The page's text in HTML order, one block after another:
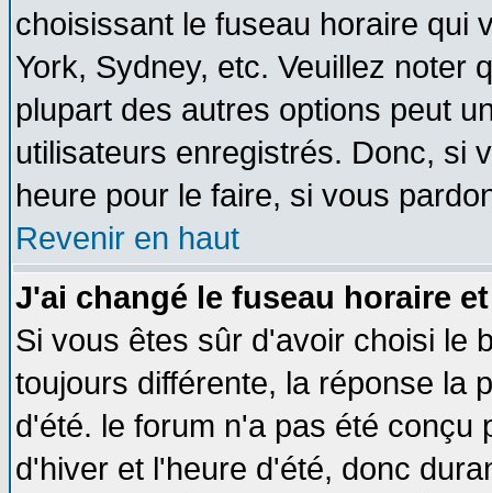
choisissant le fuseau horaire qui
York, Sydney, etc. Veuillez noter
plupart des autres options peut
utilisateurs enregistrés. Donc, si
heure pour le faire, si vous
Revenir en haut
J'ai changé le fuseau horaire
Si vous êtes sûr d'avoir choisi le
toujours différente, la réponse la
d'été. le forum n'a pas été conçu
d'hiver et l'heure d'été, donc